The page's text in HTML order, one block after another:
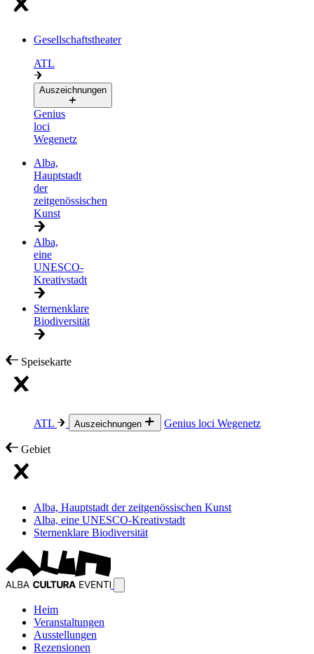
Gesellschaftstheater
ATL
Auszeichnungen
Genius
loci
Wegenetz
Alba,
Hauptstadt
der
zeitgenössischen
Kunst
Alba,
eine
UNESCO-
Kreativstadt
Sternenklare
Biodiversität
Speisekarte
ATL Auszeichnungen Genius loci Wegenetz
Gebiet
Alba, Hauptstadt der zeitgenössischen Kunst
Alba, eine UNESCO-Kreativstadt
Sternenklare Biodiversität
Heim
Veranstaltungen
Ausstellungen
Rezensionen